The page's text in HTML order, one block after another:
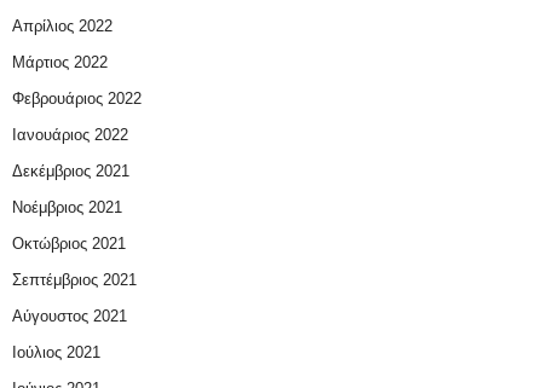
Απρίλιος 2022
Μάρτιος 2022
Φεβρουάριος 2022
Ιανουάριος 2022
Δεκέμβριος 2021
Νοέμβριος 2021
Οκτώβριος 2021
Σεπτέμβριος 2021
Αύγουστος 2021
Ιούλιος 2021